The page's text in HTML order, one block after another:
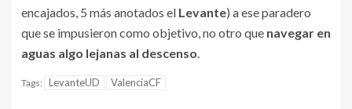
encajados, 5 más anotados el Levante) a ese paradero
que se impusieron como objetivo, no otro que navegar en
aguas algo lejanas al descenso.
Tags: LevanteUD ValenciaCF